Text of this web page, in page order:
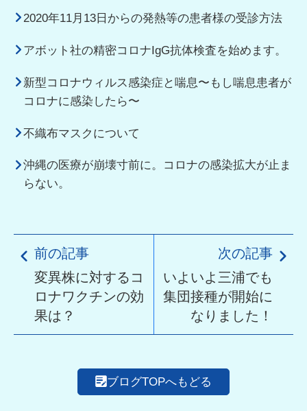
2020年11月13日からの発熱等の患者様の受診方法
アボット社の精密コロナIgG抗体検査を始めます。
新型コロナウィルス感染症と喘息〜もし喘息患者が
コロナに感染したら〜
不織布マスクについて
沖縄の医療が崩壊寸前に。コロナの感染拡大が止ま
らない。
前の記事
変異株に対するコ
ロナワクチンの効
果は？
次の記事
いよいよ三浦でも
集団接種が開始に
なりました！
ブログTOPへもどる